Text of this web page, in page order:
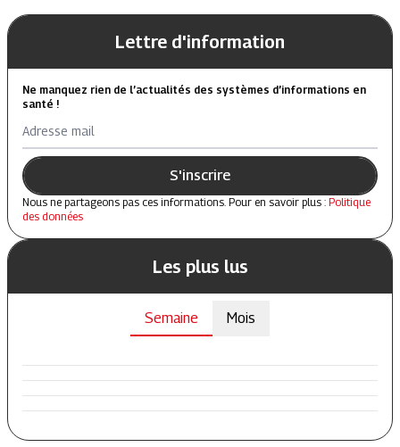
Lettre d'information
Ne manquez rien de l’actualités des systèmes d’informations en
santé !
Adresse mail
S'inscrire
Nous ne partageons pas ces informations. Pour en savoir plus : Politique
des données
Les plus lus
Semaine Mois